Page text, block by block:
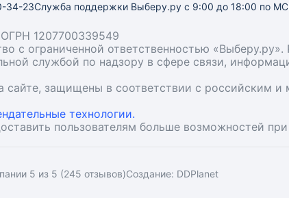
34-23Служба поддержки Выберу.ру с 9:00 до 18:00 по
1207700339549
с ограниченной ответственностью
службой по надзору в сфере связи,
сайте, защищены в соответствии с российским
технологии.
пользователям больше возможностей
5 из 5 (245 отзывов)Создание: DDPlanet